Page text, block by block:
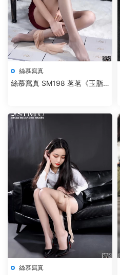
絲慕寫真
絲慕寫真 SM198 茗茗《玉脂
絲慕寫真